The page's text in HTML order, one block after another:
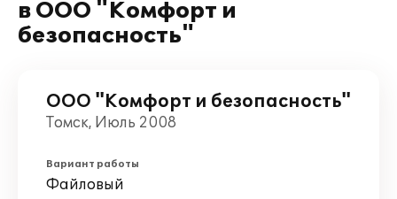
в ООО "Комфорт и
безопасность"
ООО "Комфорт и безопасность"
Томск, Июль 2008
Вариант работы
Файловый